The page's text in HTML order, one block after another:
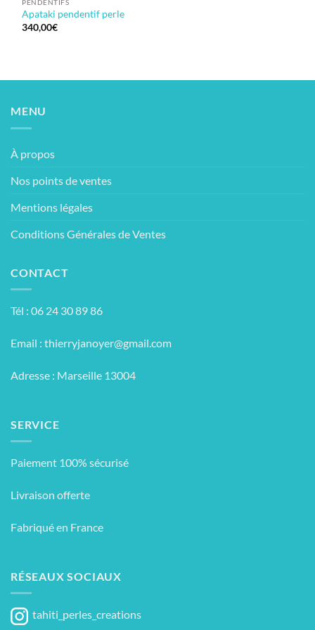
PENDENTIFS
Apataki pendentif perle
340,00€
MENU
À propos
Nos points de ventes
Mentions légales
Conditions Générales de Ventes
CONTACT
Tél : 06 24 30 89 86
Email : thierryjanoyer@gmail.com
Adresse : Marseille 13004
SERVICE
Paiement 100% sécurisé
Livraison offerte
Fabriqué en France
RÉSEAUX SOCIAUX
tahiti_perles_creations